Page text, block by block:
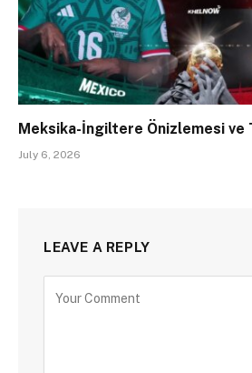
Meksika-İngiltere Önizlemesi ve
July 6, 2026
LEAVE A REPLY